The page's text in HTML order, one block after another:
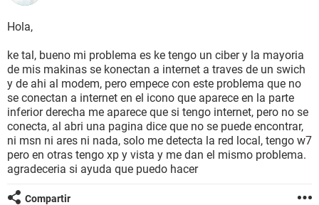
Hola,
ke tal, bueno mi problema es ke tengo un ciber y la mayoria
de mis makinas se konectan a internet a traves de un swich
y de ahi al modem, pero empece con este problema que no
se conectan a internet en el icono que aparece en la parte
inferior derecha me aparece que si tengo internet, pero no se
conecta, al abri una pagina dice que no se puede encontrar,
ni msn ni ares ni nada, solo me detecta la red local, tengo w7
pero en otras tengo xp y vista y me dan el mismo problema.
agradeceria si ayuda que puedo hacer
Compartir